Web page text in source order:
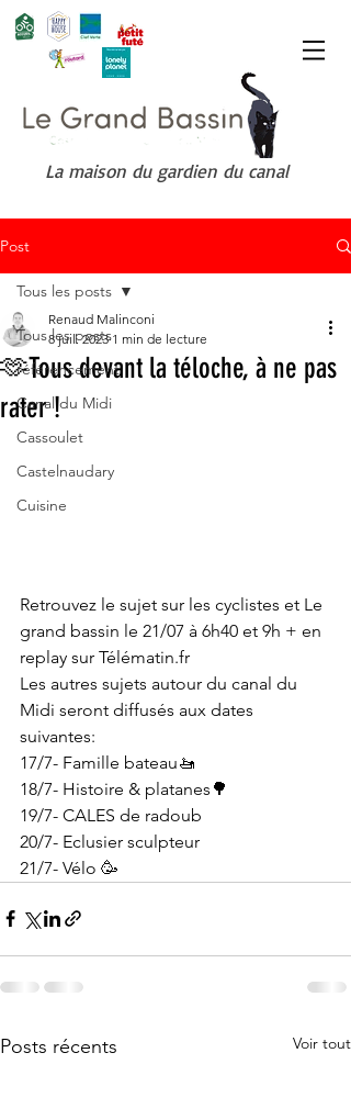
La maison du gardien du canal
Post
Tous les posts
référencement
Canal du Midi
Cassoulet
Castelnaudary
Cuisine
Tous les posts
🫶Tous devant la téloche, à ne pas
rater !
Renaud Malinconi
8 juil. 2023 1 min de lecture
Retrouvez le sujet sur les cyclistes et Le
grand bassin le 21/07 à 6h40 et 9h + en
replay sur Télématin.fr
Les autres sujets autour du canal du
Midi seront diffusés aux dates
suivantes:
17/7- Famille bateau🚤
18/7- Histoire & platanes🌳
19/7- CALES de radoub
20/7- Eclusier sculpteur
21/7- Vélo 🥳
Posts récents Voir tout